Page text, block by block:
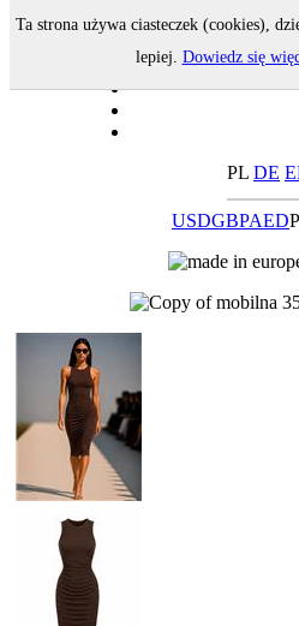
PL DE
USDGBPAED
Ta strona używa ciasteczek (cookies),
lepiej. Dowiedz się